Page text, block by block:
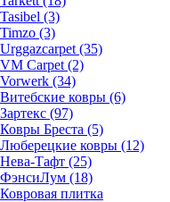
Tasibel (3)
Timzo (3)
Urggazcarpet (35)
VM Carpet (2)
Vorwerk (34)
Витебские ковры (6)
Зартекс (97)
Ковры Бреста (5)
Люберецкие ковры (12)
Нева-Тафт (25)
ФэнсиЛум (18)
Ковровая плитка